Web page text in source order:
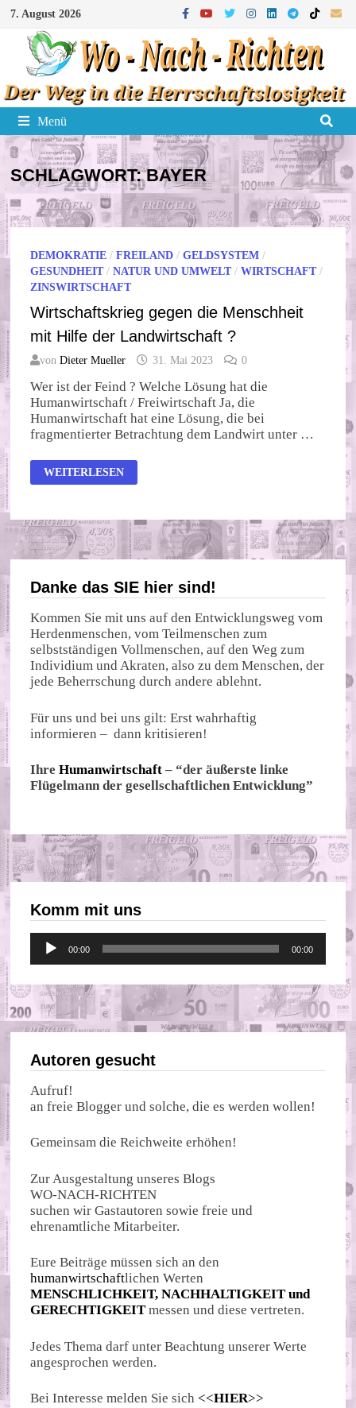
Zum
Inhalt
springen
7. August 2026
Menü
SCHLAGWORT:BAYER
DEMOKRATIE /FREILAND /GELDSYSTEM /
GESUNDHEIT/NATUR UND UMWELT/WIRTSCHAFT/
ZINSWIRTSCHAFT
Wirtschaftskrieg gegen die Menschheit
mit Hilfe der Landwirtschaft ?
vonDieter Mueller 31. Mai 2023 0
Wer ist der Feind ? Welche Lösung hat die
Humanwirtschaft / Freiwirtschaft Ja, die
Humanwirtschaft hat eine Lösung, die bei
fragmentierter Betrachtung dem Landwirt unter …
WIRTSCHAFTSKRIEG
GEGEN
HILFE
DER
LANDWIRTSCHAFT
?
WEITERLESEN
Danke das SIE hier sind!
Kommen Sie mit uns auf den Entwicklungsweg vom
Herdenmenschen, vom Teilmenschen zum
selbstständigen Vollmenschen, auf den Weg zum
Individium und Akraten, also zu dem Menschen, der
jede Beherrschung durch andere ablehnt.
Für uns und bei uns gilt: Erst wahrhaftig
informieren – dann kritisieren!
IhreHumanwirtschaft – “der äußerste linke
Flügelmann der gesellschaftlichen Entwicklung”
Komm mit uns
Audio-
Player
00:00 00:00
Autoren gesucht
Aufruf!
an freie Blogger und solche, die es werden wollen!
Gemeinsam die Reichweite erhöhen!
Zur Ausgestaltung unseres Blogs
WO-NACH-RICHTEN
suchen wir Gastautoren sowie freie und
ehrenamtliche Mitarbeiter.
Eure Beiträge müssen sich an den
humanwirtschaftlichen Werten
MENSCHLICHKEIT, NACHHALTIGKEIT und
GERECHTIGKEIT messen und diese vertreten.
Jedes Thema darf unter Beachtung unserer Werte
angesprochen werden.
Bei Interesse melden Sie sich <<HIER>>